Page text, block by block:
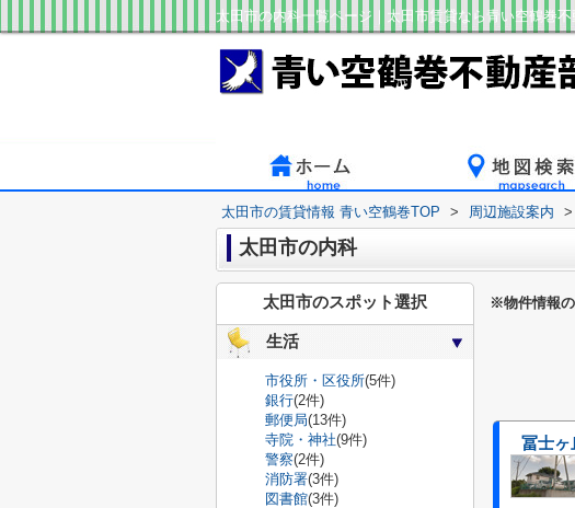
太田市の内科一覧ページ｜太田市賃貸なら青い空鶴巻
太田市の賃貸情報 青い空鶴巻TOP > 周辺施設案内 >
太田市の内科
※物件情報の
冨士ヶ
太田市のスポット選択
生活
市役所・区役所(5件)
銀行(2件)
郵便局(13件)
寺院・神社(9件)
警察(2件)
消防署(3件)
図書館(3件)